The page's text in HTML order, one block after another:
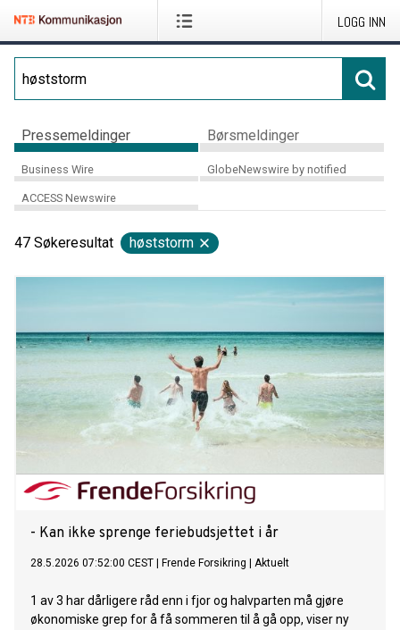
LOGG INN
Pressemeldinger Børsmeldinger
Business Wire GlobeNewswire by notified
ACCESS Newswire
47 Søkeresultat høststorm
- Kan ikke sprenge feriebudsjettet i år
28.5.2026 07:52:00 CEST Frende Forsikring Aktuelt
1 av 3 har dårligere råd enn i fjor og halvparten må gjøre
økonomiske grep for å få sommeren til å gå opp, viser ny